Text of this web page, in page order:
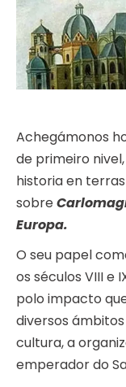
Achegámonos
de primeiro
historia en
sobre
Europa.
O seu papel
os séculos VIII e
polo impacto
diversos
cultura, a
emperador do